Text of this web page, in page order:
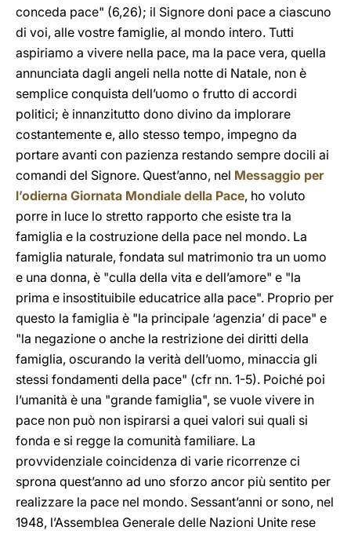
conceda pace" (6,26); il Signore doni pace a ciascuno
di voi, alle vostre famiglie, al mondo intero. Tutti
aspiriamo a vivere nella pace, ma la pace vera, quella
annunciata dagli angeli nella notte di Natale, non è
semplice conquista dell’uomo o frutto di accordi
politici; è innanzitutto dono divino da implorare
costantemente e, allo stesso tempo, impegno da
portare avanti con pazienza restando sempre docili ai
comandi del Signore. Quest’anno, nel Messaggio per
l’odierna Giornata Mondiale della Pace, ho voluto
porre in luce lo stretto rapporto che esiste tra la
famiglia e la costruzione della pace nel mondo. La
famiglia naturale, fondata sul matrimonio tra un uomo
e una donna, è "culla della vita e dell’amore" e "la
prima e insostituibile educatrice alla pace". Proprio per
questo la famiglia è "la principale ‘agenzia’ di pace" e
"la negazione o anche la restrizione dei diritti della
famiglia, oscurando la verità dell’uomo, minaccia gli
stessi fondamenti della pace" (cfr nn. 1-5). Poiché poi
l’umanità è una "grande famiglia", se vuole vivere in
pace non può non ispirarsi a quei valori sui quali si
fonda e si regge la comunità familiare. La
provvidenziale coincidenza di varie ricorrenze ci
sprona quest’anno ad uno sforzo ancor più sentito per
realizzare la pace nel mondo. Sessant’anni or sono, nel
1948, l’Assemblea Generale delle Nazioni Unite rese